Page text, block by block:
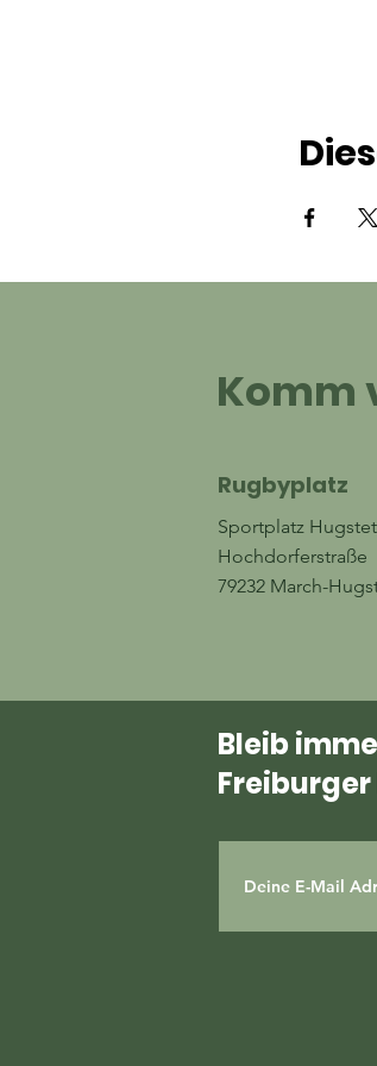
Komm
Rugbyplatz
Sportplatz
Hochdorferstraße
79232 March-
Bleib